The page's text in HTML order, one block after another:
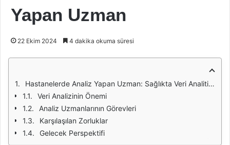
Yapan Uzman
22 Ekim 2024 4 dakika okuma süresi
Hastanelerde Analiz Yapan Uzman: Sağlıkta Veri Analitiğinin Önemi
Veri Analizinin Önemi
Analiz Uzmanlarının Görevleri
Karşılaşılan Zorluklar
Gelecek Perspektifi